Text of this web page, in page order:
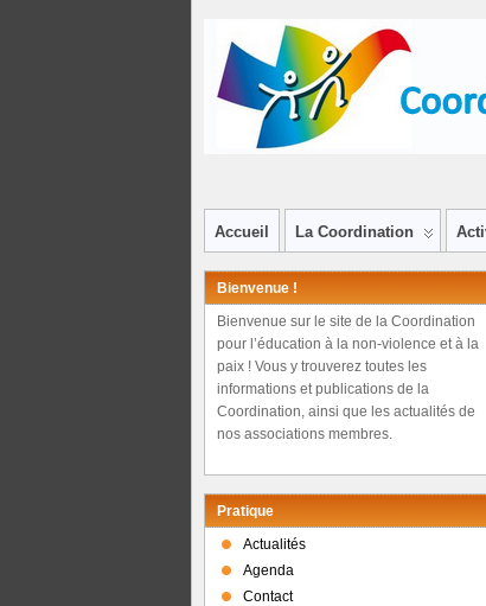
Accueil La Coordination
Bienvenue !
Bienvenue sur le site de la Coordination
pour l’éducation à la non-violence et à la
paix ! Vous y trouverez toutes les
informations et publications de la
Coordination, ainsi que les actualités de
nos associations membres.
Pratique
Actualités
Agenda
Contact